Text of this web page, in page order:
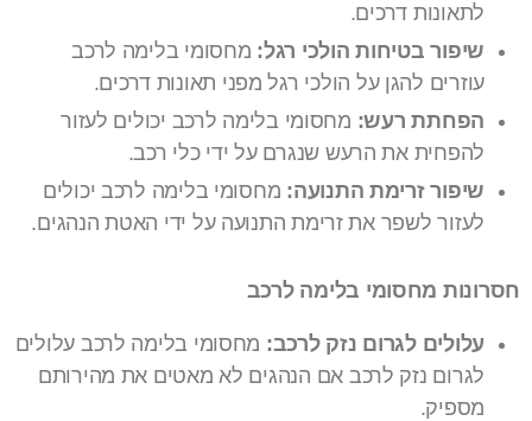
לתאונות דרכים.
שיפור בטיחות הולכי רגל: מחסומי בלימה לרכב
עוזרים להגן על הולכי רגל מפני תאונות דרכים.
הפחתת רעש: מחסומי בלימה לרכב יכולים לעזור
להפחית את הרעש שנגרם על ידי כלי רכב.
שיפור זרימת התנועה: מחסומי בלימה לרכב יכולים
לעזור לשפר את זרימת התנועה על ידי האטת הנהגים.
חסרונות מחסומי בלימה לרכב
עלולים לגרום נזק לרכב: מחסומי בלימה לרכב עלולים
לגרום נזק לרכב אם הנהגים לא מאטים את מהירותם
מספיק.